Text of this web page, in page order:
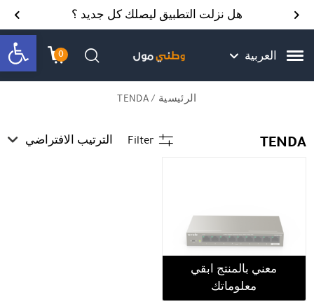
Skip to Content
Contact Us هل نزلت التطبيق ليصلك كل جديد ؟
العربية 0
עגלתחיפוש
الرئيسية / TENDA
TENDA
Filter الترتيب الافتراضي
معني بالمنتج ابقي
معلوماتك
Back top top